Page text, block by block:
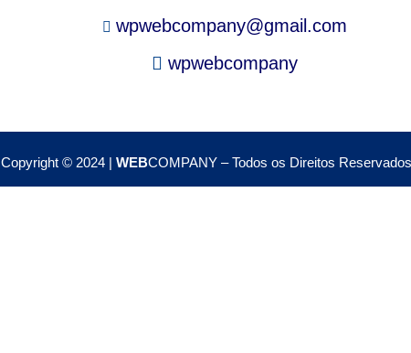
wpwebcompany@gmail.com
wpwebcompany
Copyright © 2024 | WEBCOMPANY – Todos os Direitos Reservados